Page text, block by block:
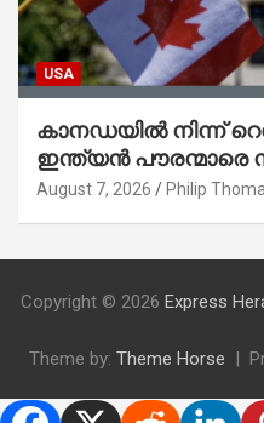
USA
കാനഡയിൽ നിന്ന്
ഇന്ത്യൻ പൗരന്മാരെ
ആറുമാസത്തിനിടെ
August 7, 2026 Philip
Copyright © 2026 Express
Theme by: Theme Horse